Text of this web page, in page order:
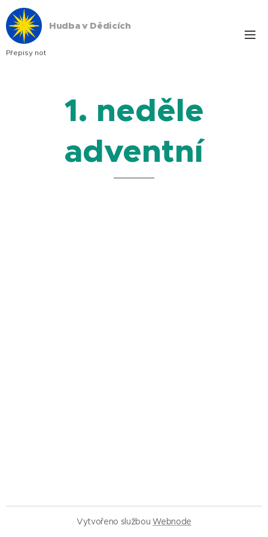
Hudba v Dědicích
Přepisy not
1. neděle
adventní
Vytvořeno službouWebnode